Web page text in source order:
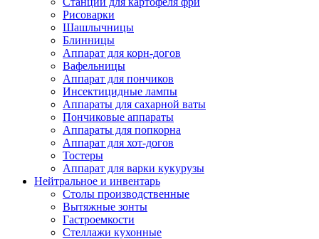
Рисоварки
Шашлычницы
Блинницы
Аппарат для корн-догов
Вафельницы
Аппарат для пончиков
Инсектицидные лампы
Аппараты для сахарной ваты
Пончиковые аппараты
Аппараты для попкорна
Аппарат для хот-догов
Тостеры
Аппарат для варки кукурузы
Нейтральное и инвентарь
Столы производственные
Вытяжные зонты
Гастроемкости
Стеллажи кухонные